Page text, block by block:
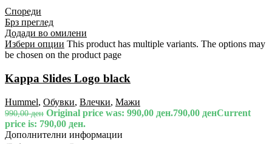
Спореди
Брз преглед
Додади во омилени
Избери опции This product has multiple variants. The options may
be chosen on the product page
Kappa Slides Logo black
Hummel, Обувки, Влечки, Мажи
990,00ден Original price was: 990,00 ден.790,00 денCurrent
price is: 790,00 ден.
Дополнителни информации